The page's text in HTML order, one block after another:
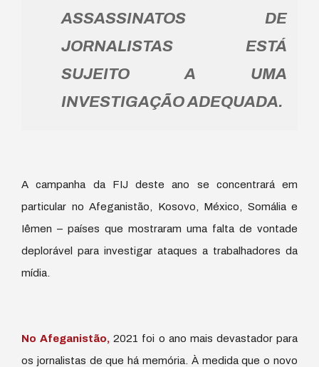
ASSASSINATOS DE
JORNALISTAS ESTÁ
SUJEITO A UMA
INVESTIGAÇÃO ADEQUADA.
A campanha da FIJ deste ano se concentrará em
particular no Afeganistão, Kosovo, México, Somália e
Iêmen – países que mostraram uma falta de vontade
deplorável para investigar ataques a trabalhadores da
mídia.
No Afeganistão, 2021 foi o ano mais devastador para
os jornalistas de que há memória. À medida que o novo